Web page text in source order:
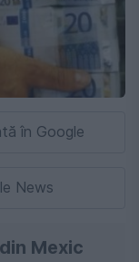
în Google
News
Mexic